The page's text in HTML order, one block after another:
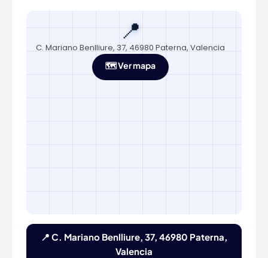
📍
C. Mariano Benlliure, 37, 46980 Paterna, Valencia
🗺️ Ver mapa
📍 C. Mariano Benlliure, 37, 46980 Paterna,
Valencia